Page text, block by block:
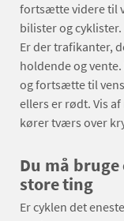
fortsætte videre til
bilister og cyklister.
Er der trafikanter,
holdende og
og fortsætte til
ellers er rødt. Vis
kører tværs over
Du må
store ting
Er cyklen det